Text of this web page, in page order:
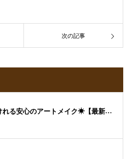
次の記事
る安心のアートメイク☀【最新情